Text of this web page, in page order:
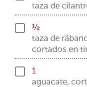
taza de
½
taza de
cortados en
1
aguacate,